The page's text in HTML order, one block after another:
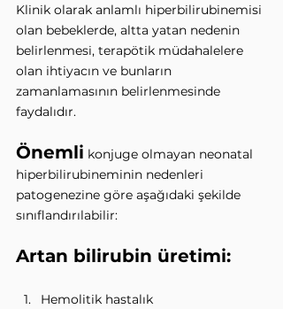
Klinik olarak anlamlı hiperbilirubinemisi
olan bebeklerde, altta yatan nedenin
belirlenmesi, terapötik müdahalelere
olan ihtiyacın ve bunların
zamanlamasının belirlenmesinde
faydalıdır.
Önemli konjuge olmayan neonatal
hiperbilirubineminin nedenleri
patogenezine göre aşağıdaki şekilde
sınıflandırılabilir:
Artan bilirubin üretimi:
Hemolitik hastalık